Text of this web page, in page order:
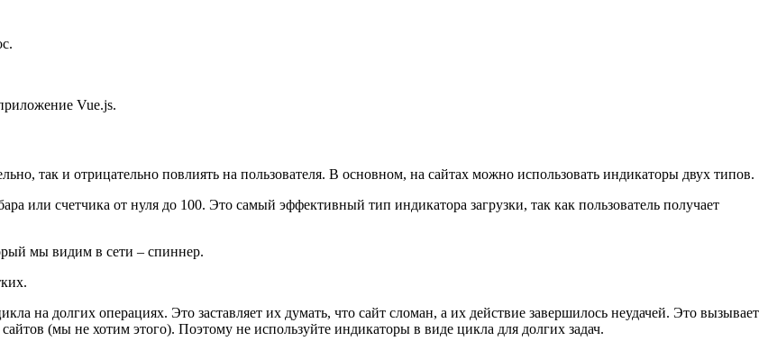
Vue.js.
так и отрицательно повлиять на пользователя. В основном, на сайтах можно использовать индикаторы двух типов.
или счетчика от нуля до 100. Это самый эффективный тип индикатора загрузки, так как пользователь получает
мы видим в сети – спиннер.
на долгих операциях. Это заставляет их думать, что сайт сломан, а их действие завершилось неудачей. Это вызывает
(мы не хотим этого). Поэтому не используйте индикаторы в виде цикла для долгих задач.